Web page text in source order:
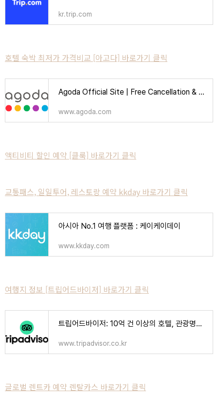
kr.trip.com
호텔 숙박 최저가 가격비교 [아고다] 바로가기 클릭
Agoda Official Site | Free Cancellation & Booking Deals | Over 2 Million Hotels
www.agoda.com
액티비티 할인 예약 [클룩] 바로가기 클릭
교통패스, 일일투어, 레스토랑 예약 kkday 바로가기 클릭
아시아 No.1 여행 플랫폼 : 케이케이데이
www.kkday.com
여행지 정보 [트립어드바이저] 바로가기 클릭
트립어드바이저: 10억 건 이상의 호텔, 관광명소, 음식점 리뷰와 포스팅이 모여드는 곳
www.tripadvisor.co.kr
글로벌 렌트카 예약 렌탈카스 바로가기 클릭